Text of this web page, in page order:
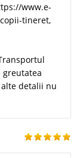
www.e-
tineret,
greutatea
detalii nu